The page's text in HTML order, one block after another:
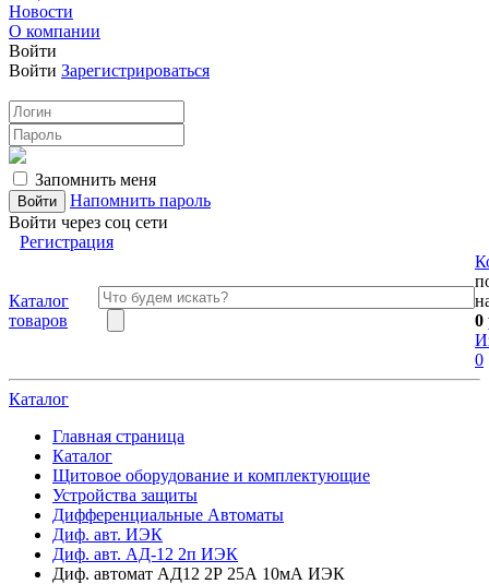
Новости
О компании
Войти
Войти Зарегистрироваться
Запомнить меня
Напомнить пароль
Войти через соц сети
Регистрация
Каталог
товаров
0
0
Каталог
Главная страница
Каталог
Щитовое оборудование и комплектующие
Устройства защиты
Дифференциальные Автоматы
Диф. авт. ИЭК
Диф. авт. АД-12 2п ИЭК
Диф. автомат АД12 2Р 25А 10мА ИЭК